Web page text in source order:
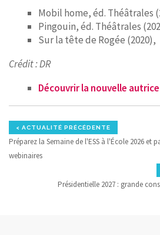
Mobil home, éd. Théâtrales
Pingouin, éd. Théâtrales
Sur la tête de Rogée (2020),
Crédit : DR
Découvrir la nouvelle
< ACTUALITÉ PRÉCÉDENTE
Préparez la Semaine de l'ESS à l'École 2026 et
webinaires
Présidentielle 2027 : grande